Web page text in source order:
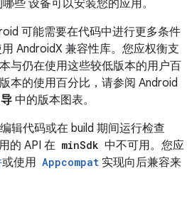
些 设备可以安装您的应用。
可能需要在代码中进行更多条件
AndroidX 兼容性库。您应权衡支
与仍在使用这些较低版本的用户百
本的使用百分比，请参阅 Android
中的版本图表。
辑代码或在 build 期间运行检查
的 API 在 minSdk 中不可用。您应
或使用 Appcompat 实现向后兼容来